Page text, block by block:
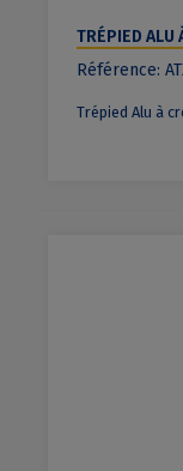
TRÉPIED ALU
/ TX5 HMAXI :
Référence:
Trépied Alu à